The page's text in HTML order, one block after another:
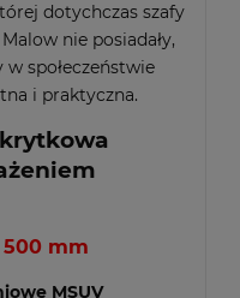
dotychczas szafy
nie posiadały,
społeczeństwie
i praktyczna.
mm
MSUV